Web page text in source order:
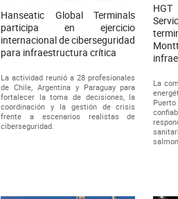
Hanseatic Global Terminals
participa en ejercicio
internacional de ciberseguridad
para infraestructura crítica
La actividad reunió a 28 profesionales
de Chile, Argentina y Paraguay para
fortalecer la toma de decisiones, la
coordinación y la gestión de crisis
frente a escenarios realistas de
ciberseguridad.
La